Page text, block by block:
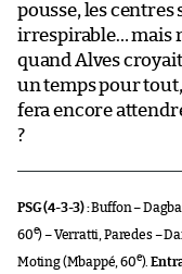
pousse, les
irrespirable… mais
quand Alves
un temps pour
fera encore
?
PSG (4-3-3) :Buffon –
60e) – Verratti, Paredes –
Moting (Mbappé, 60e).